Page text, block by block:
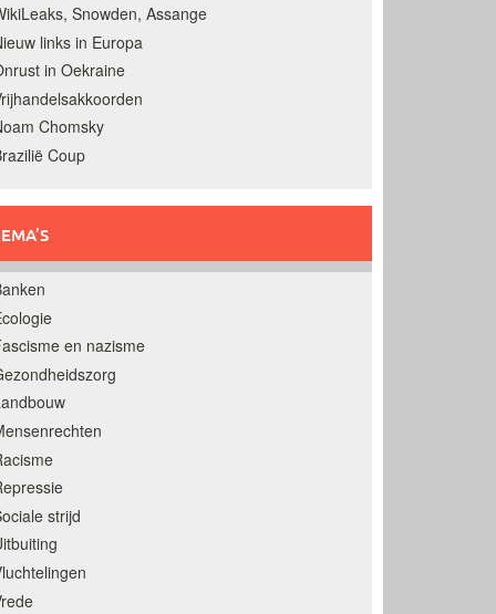
Snowden, Assange
links in Europa
in Oekraine
Chomsky
Coup
en nazisme
strijd